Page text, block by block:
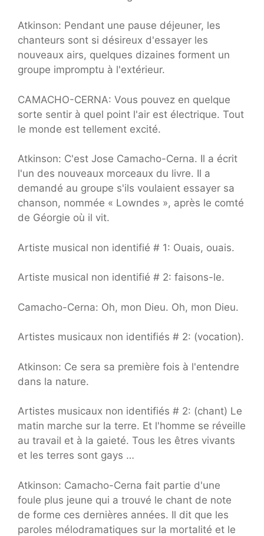
Atkinson: Pendant une pause déjeuner, les
chanteurs sont si désireux d'essayer les
nouveaux airs, quelques dizaines forment un
groupe impromptu à l'extérieur.
CAMACHO-CERNA: Vous pouvez en quelque
sorte sentir à quel point l'air est électrique. Tout
le monde est tellement excité.
Atkinson: C'est Jose Camacho-Cerna. Il a écrit
l'un des nouveaux morceaux du livre. Il a
demandé au groupe s'ils voulaient essayer sa
chanson, nommée « Lowndes », après le comté
de Géorgie où il vit.
Artiste musical non identifié # 1: Ouais, ouais.
Artiste musical non identifié # 2: faisons-le.
Camacho-Cerna: Oh, mon Dieu. Oh, mon Dieu.
Artistes musicaux non identifiés # 2: (vocation).
Atkinson: Ce sera sa première fois à l'entendre
dans la nature.
Artistes musicaux non identifiés # 2: (chant) Le
matin marche sur la terre. Et l'homme se réveille
au travail et à la gaieté. Tous les êtres vivants
et les terres sont gays …
Atkinson: Camacho-Cerna fait partie d'une
foule plus jeune qui a trouvé le chant de note
de forme ces dernières années. Il dit que les
paroles mélodramatiques sur la mortalité et le